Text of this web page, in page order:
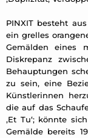
PINXIT besteht
ein grelles
Gemälden eines
Diskrepanz
Behauptungen
zu sein, eine
Künstlerinnen
die auf das
,Et Tu‘; könnte
Gemälde bereits